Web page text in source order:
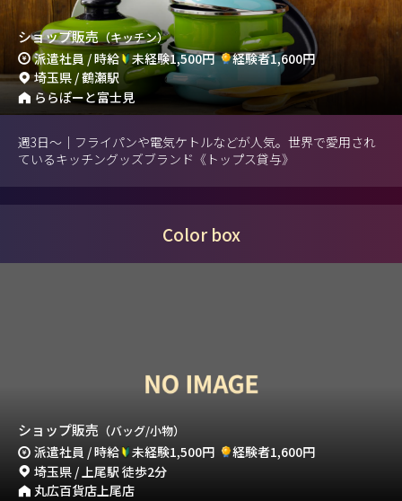
ショップ販売（キッチン）
派遣社員 / 時給 未経験1,500円
経験者1,600円
埼玉県 / 鶴瀬駅
ららぽーと富士見
週3日～｜フライパンや電気ケトルなどが人気。世界で愛用され
ているキッチングッズブランド《トップス貸与》
Color box
ショップ販売 （バッグ/小物）
派遣社員 / 時給 未経験1,500円
経験者1,600円
埼玉県 / 上尾駅 徒歩2分
丸広百貨店上尾店